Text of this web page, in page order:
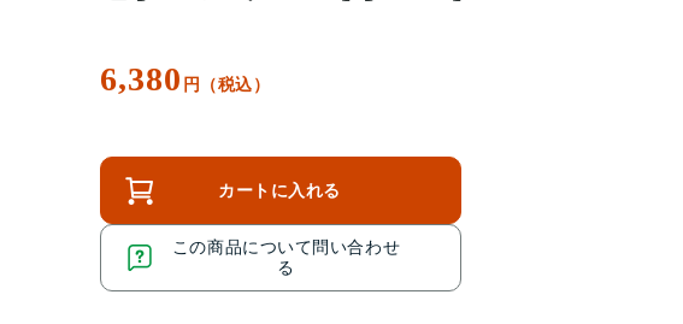
6,380 円（税込）
カートに入れる
この商品について問い合わせ
る